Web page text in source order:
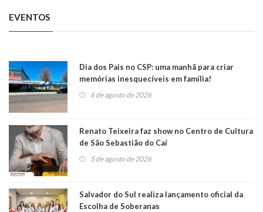
EVENTOS
Dia dos Pais no CSP: uma manhã para criar
memórias inesquecíveis em família!
6 de agosto de 2026
Renato Teixeira faz show no Centro de Cultura
de São Sebastião do Caí
5 de agosto de 2026
Salvador do Sul realiza lançamento oficial da
Escolha de Soberanas